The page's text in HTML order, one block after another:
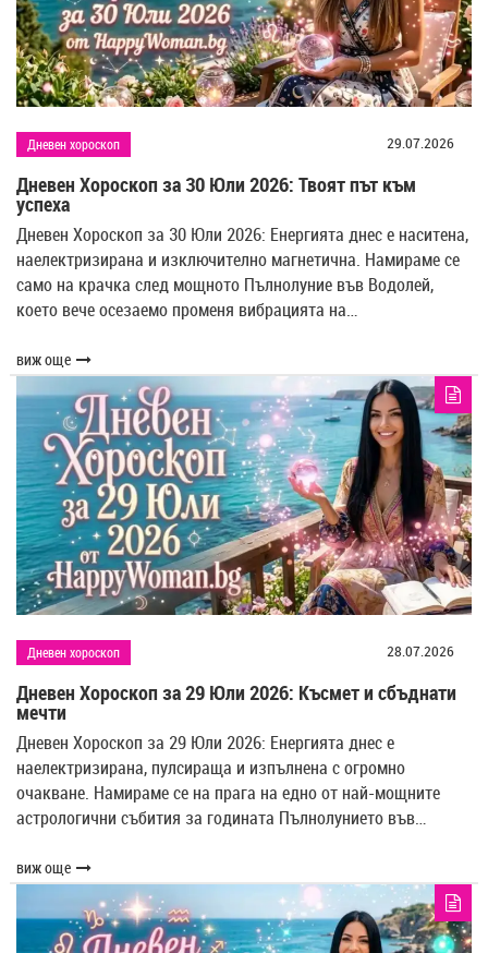
Дневен хороскоп 29.07.2026
Дневен Хороскоп за 30 Юли 2026: Твоят път към
успеха
Дневен Хороскоп за 30 Юли 2026: Енергията днес е наситена,
наелектризирана и изключително магнетична. Намираме се
само на крачка след мощното Пълнолуние във Водолей,
което вече осезаемо променя вибрацията на…
виж още
Дневен хороскоп 28.07.2026
Дневен Хороскоп за 29 Юли 2026: Късмет и сбъднати
мечти
Дневен Хороскоп за 29 Юли 2026: Енергията днес е
наелектризирана, пулсираща и изпълнена с огромно
очакване. Намираме се на прага на едно от най-мощните
астрологични събития за годината Пълнолунието във…
виж още